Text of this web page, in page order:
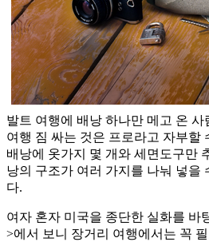
발트 여행에 배낭 하나만 메고 온
여행 짐 싸는 것은 프로라고 자부할
배낭에 옷가지 몇 개와 세면도구만
낭의 구조가 여러 가지를 나눠 넣을
다.
여자 혼자 미국을 종단한 실화를 바
>에서 보니 장거리 여행에서는 꼭